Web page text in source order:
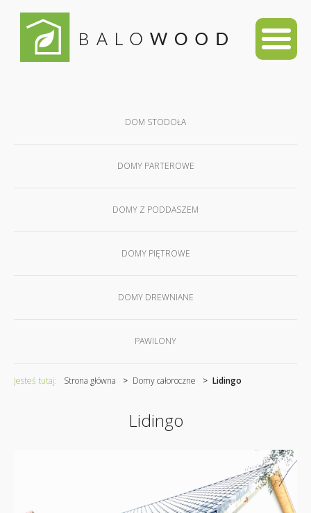
DOM STODOŁA
DOMY PARTEROWE
DOMY Z PODDASZEM
DOMY PIĘTROWE
DOMY DREWNIANE
PAWILONY
Jesteś tutaj: Strona główna Domy całoroczne Lidingo
Lidingo